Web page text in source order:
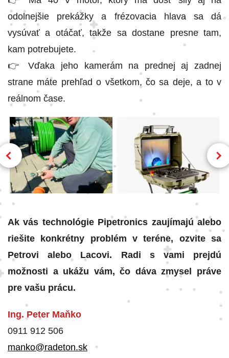
odolnejšie prekážky a frézovacia hlava sa dá
vysúvať a otáčať, takže sa dostane presne tam,
kam potrebujete.
👉 Vďaka jeho kamerám na prednej aj zadnej
strane máte prehľad o všetkom, čo sa deje, a to v
reálnom čase.
Ak vás technológie Pipetronics zaujímajú alebo
riešite konkrétny problém v teréne, ozvite sa
Petrovi alebo Lacovi. Radi s vami prejdú
možnosti a ukážu vám, čo dáva zmysel práve
pre vašu prácu.
Ing. Peter Maňko
0911 912 506
manko@radeton.sk